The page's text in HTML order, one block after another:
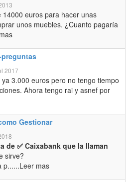
euros para hacer unas
unos muebles. ¿Cuanto pagaría
2017
3.000 euros pero no tengo tiempo
Ahora tengo rai y asnef por
Gestionar
de ✅ Caixabank que la llaman
sirve?
p......Leer mas